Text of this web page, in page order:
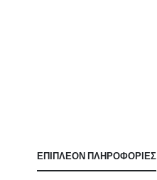
ΕΠΙΠΛΈΟΝ ΠΛΗΡΟΦΟΡΊΕΣ